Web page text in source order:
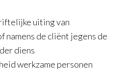
uiting van
namens de cliënt jegens de
diens
werkzame personen